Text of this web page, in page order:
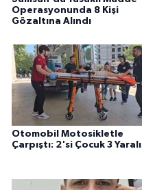
Operasyonunda 8 Kişi
Gözaltına Alındı
Otomobil Motosikletle
Çarpıştı: 2'si Çocuk 3 Yaralı